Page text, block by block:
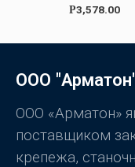
и
О
и
з
Р3,578.00
ООО
ООО «Арматон»
поставщиком
крепежа,